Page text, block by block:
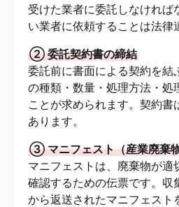
受けた業者に委託しなければ
い業者に依頼することは法律
② 委託契約書の締結
委託前に書面による契約を結
の種類・数量・処理方法・処
ことが求められます。契約
あります。
③ マニフェスト（産業廃棄
マニフェストは、廃棄物が適
確認するための伝票です。収
から返送されたマニフェスト